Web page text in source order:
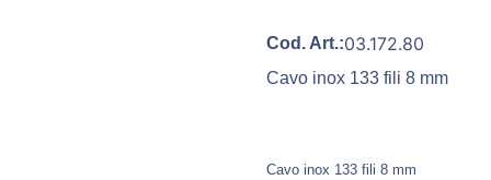
Cod. Art.:03.172.80
Cavo inox 133 fili 8 mm
Cavo inox 133 fili 8 mm